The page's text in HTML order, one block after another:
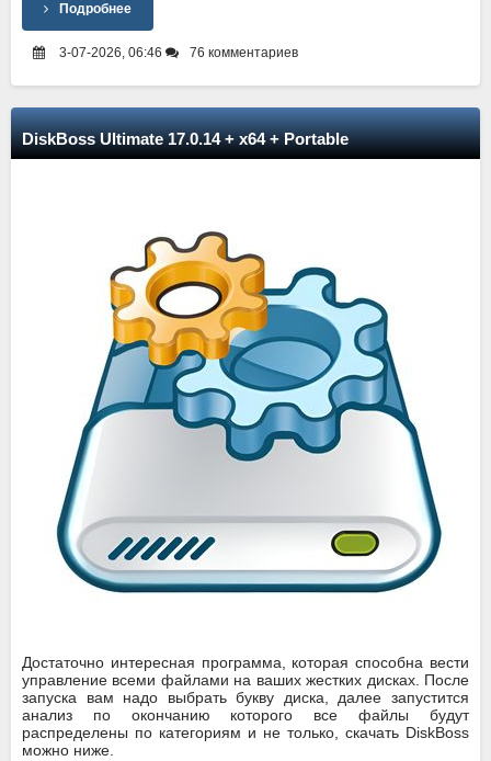
Подробнее
3-07-2026, 06:46 76 комментариев
DiskBoss Ultimate 17.0.14 + x64 + Portable
Достаточно интересная программа, которая способна вести
управление всеми файлами на ваших жестких дисках. После
запуска вам надо выбрать букву диска, далее запустится
анализ по окончанию которого все файлы будут
распределены по категориям и не только, скачать DiskBoss
можно ниже.